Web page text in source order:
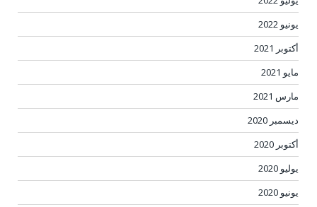
يونيو 2022
أكتوبر 2021
مايو 2021
مارس 2021
ديسمبر 2020
أكتوبر 2020
يوليو 2020
يونيو 2020